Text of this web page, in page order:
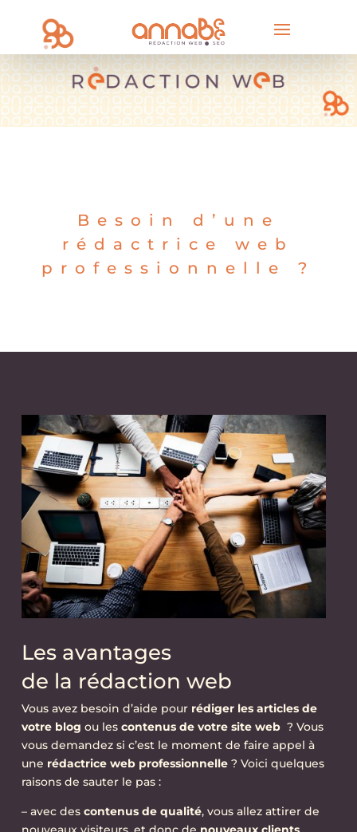
Besoin d’une
rédactrice web
professionnelle ?
Les avantages
de la rédaction web
Vous avez besoin d’aide pour rédiger les articles de
votre blog ou les contenus de votre site web? Vous
vous demandez si c’est le moment de faire appel à
une rédactrice web professionnelle? Voici quelques
raisons de sauter le pas :
– avec des contenus de qualité, vous allez attirer de